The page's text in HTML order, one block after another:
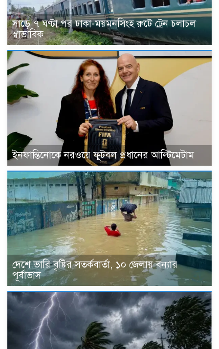
সাড়ে ৭ ঘণ্টা পর ঢাকা-ময়মনসিংহ রুটে ট্রেন চলাচল
স্বাভাবিক
ইনফান্তিনোকে নরওয়ে ফুটবল প্রধানের আল্টিমেটাম
দেশে ভারি বৃষ্টির সতর্কবার্তা, ১০ জেলায় বন্যার
পূর্বাভাস